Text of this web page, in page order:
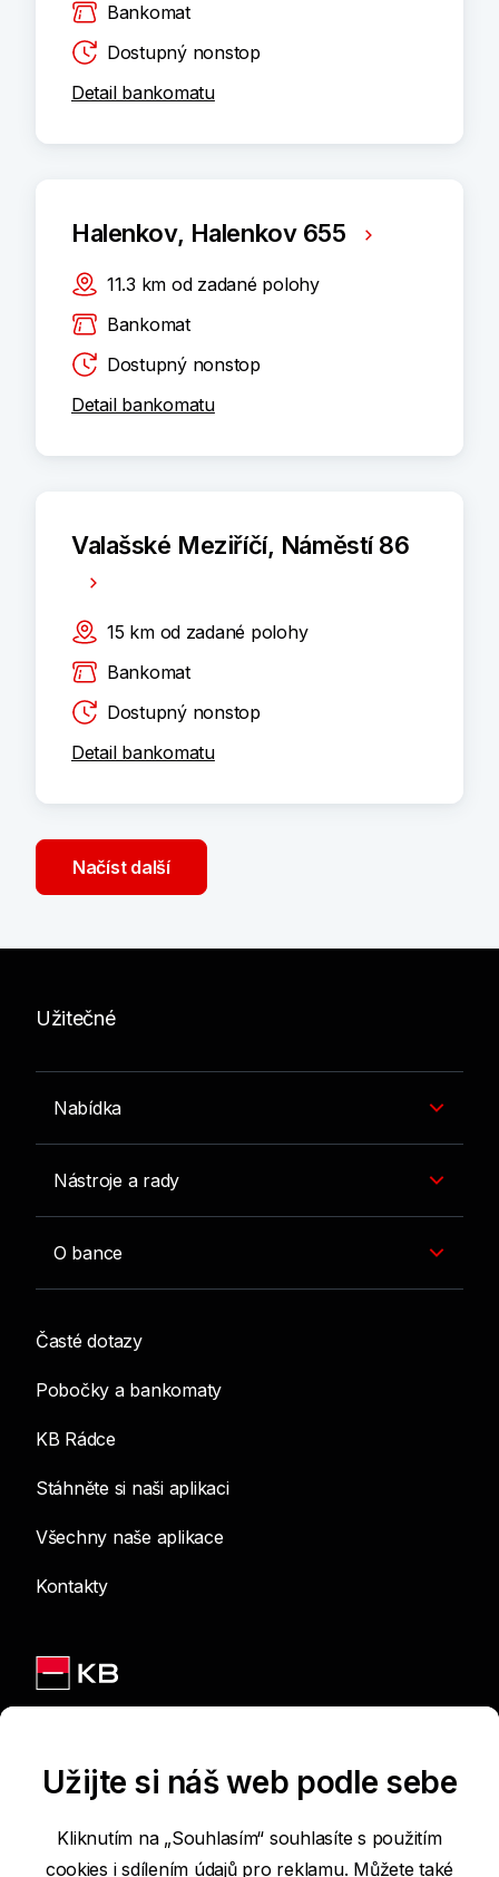
Bankomat
Dostupný nonstop
Detail bankomatu
Halenkov, Halenkov 655
11.3 km od zadané polohy
Bankomat
Dostupný nonstop
Detail bankomatu
Valašské Meziříčí, Náměstí 86
15 km od zadané polohy
Bankomat
Dostupný nonstop
Detail bankomatu
Načíst další
Užitečné
Nabídka
Nástroje a rady
O bance
Časté dotazy
Pobočky a bankomaty
KB Rádce
Stáhněte si naši aplikaci
Všechny naše aplikace
Kontakty
Užijte si náš web podle sebe
Kliknutím na „Souhlasím“ souhlasíte s použitím
cookies i sdílením údajů pro reklamu. Můžete také